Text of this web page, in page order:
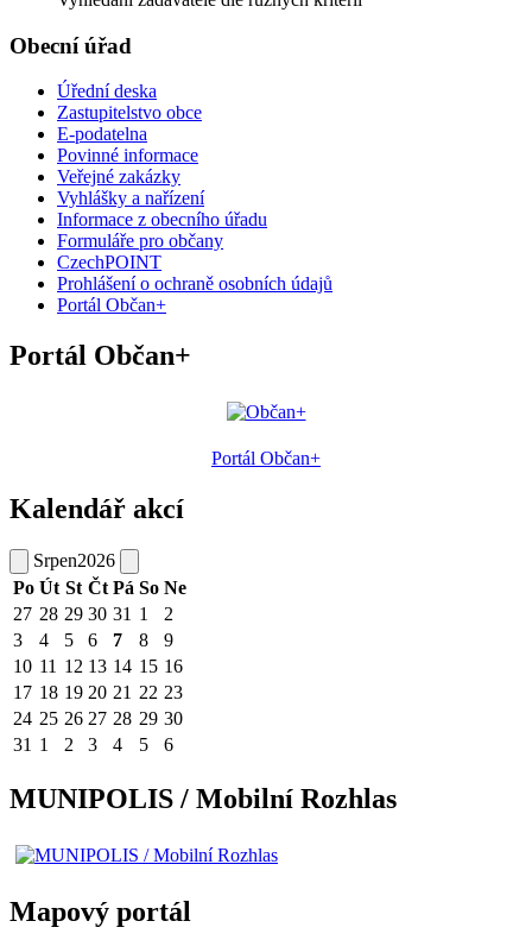
Obecní úřad
Úřední deska
Zastupitelstvo obce
E-podatelna
Povinné informace
Veřejné zakázky
Vyhlášky a nařízení
Informace z obecního úřadu
Formuláře pro občany
CzechPOINT
Prohlášení o ochraně osobních údajů
Portál Občan+
Portál Občan+
Portál Občan+
Kalendář akcí
Srpen2026
Po Út St Čt Pá So Ne
27 28 29 30 31 1
2
3
4 5 6 7 8
9
10 11 12 13 14 15 16
17 18 19 20 21 22 23
24 25 26 27 28 29 30
31 1 2 3 4 5 6
MUNIPOLIS / Mobilní Rozhlas
Mapový portál